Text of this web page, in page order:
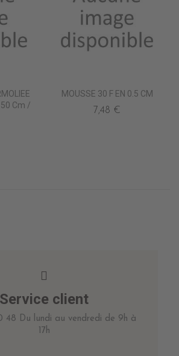
Cm /
MOUSSE 30 F EN 0.5 CM
7,48 €
Service client
48 Du lundi au vendredi de 9h à
17h